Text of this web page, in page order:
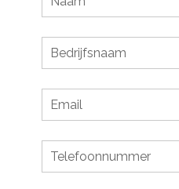
this
blank